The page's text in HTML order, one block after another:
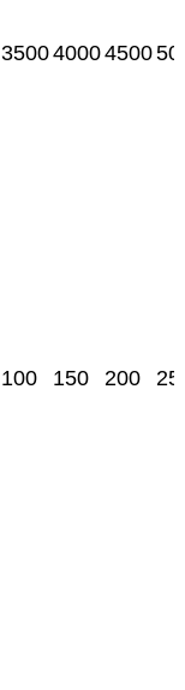
350040004500
100 150 200